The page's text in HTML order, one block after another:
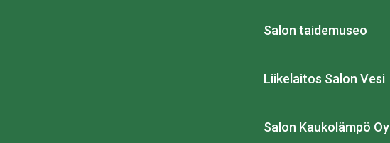
Salon taidemuseo
Liikelaitos Salon Vesi
Salon Kaukolämpö Oy